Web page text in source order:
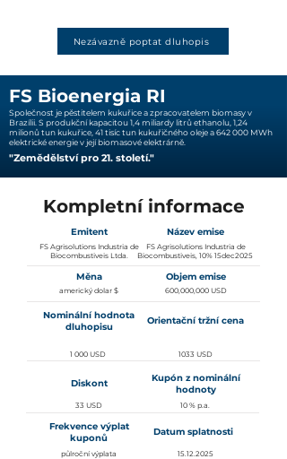
Nezávazně poptat dluhopis
FS Bioenergia RI
Společnost je pěstitelem kukuřice a zpracovatelem biomasy v
Brazílii. S produkční kapacitou 1,4 miliardy litrů ethanolu, 1,24
milionů tun kukuřice, 41 tisíc tun kukuřičného oleje a 642 000 MWh
elektrické energie v její biomasové elektrárně.
"Zemědělství pro 21. století."
Kompletní informace
Emitent Název emise
FS Agrisolutions Industria de
Biocombustiveis Ltda.
FS Agrisolutions Industria de
Biocombustiveis, 10% 15dec2025
Měna
americký dolar $
Objem emise
600,000,000 USD
Nominální hodnota
dluhopisu
1 000 USD
Orientační tržní cena
1033 USD
Diskont
33 USD
Kupón z nominální
hodnoty
10 % p.a.
Frekvence výplat
kuponů
půlroční výplata
Datum splatnosti
15.12.2025